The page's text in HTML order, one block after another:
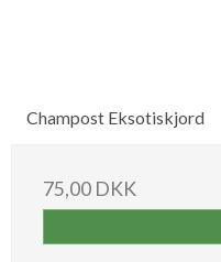
Champost Eksotiskjord
75,00 DKK